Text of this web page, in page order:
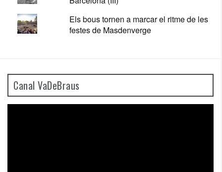
Els bous tornen a marcar el ritme de les
festes de Masdenverge
Canal VaDeBraus